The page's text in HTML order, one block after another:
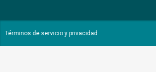
Términos de servicio y privacidad